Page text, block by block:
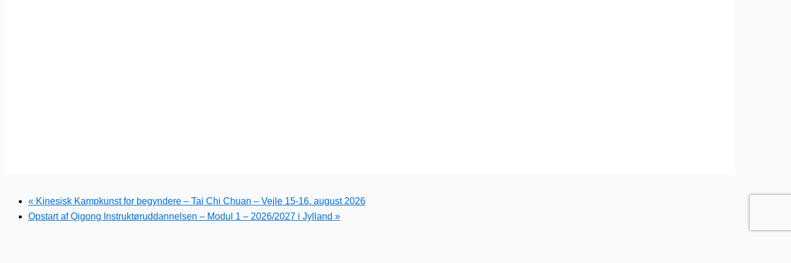
« Kinesisk Kampkunst for begyndere – Tai Chi Chuan – Vejle 15-16. august 2026
Opstart af Qigong Instruktøruddannelsen – Modul 1 – 2026/2027 i Jylland »